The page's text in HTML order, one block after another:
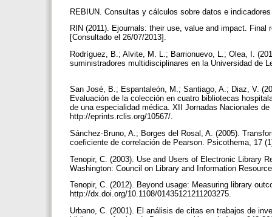
REBIUN. Consultas y cálculos sobre datos e
RIN (2011). Ejournals: their use, value and impact.
[Consultado el 26/07/2013].
Rodríguez, B.; Alvite, M. L.; Barrionuevo, L.; Olea, I.
suministradores multidisciplinares en la Universidad de
San José, B.; Espantaleón, M.; Santiago, A.; Diaz, V.
Evaluación de la colección en cuatro bibliotecas
de una especialidad médica. XII Jornadas Nacionales
http://eprints.rclis.org/10567/.
Sánchez-Bruno, A.; Borges del Rosal, A. (2005).
coeficiente de correlación de Pearson. Psicothema, 17
Tenopir, C. (2003). Use and Users of Electronic Library
Washington: Council on Library and Information
Tenopir, C. (2012). Beyond usage: Measuring library
http://dx.doi.org/10.1108/01435121211203275.
Urbano, C. (2001). El análisis de citas en trabajos de